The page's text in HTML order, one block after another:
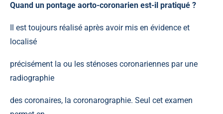
Quand un pontage aorto-coronarien est-il pratiqué ?
Il est toujours réalisé après avoir mis en évidence et
localisé
précisément la ou les sténoses coronariennes par une
radiographie
des coronaires, la coronarographie. Seul cet examen